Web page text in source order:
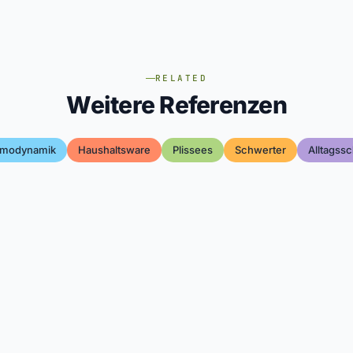
RELATED
Weitere Referenzen
Haushaltsware Plissees Schwerter